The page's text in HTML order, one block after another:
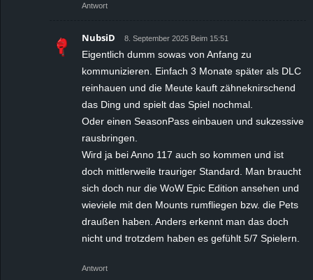
Antwort
NubsiD 8. September 2025 Beim 15:51
Eigentlich dumm sowas von Anfang zu
kommunizieren. Einfach 3 Monate später als DLC
reinhauen und die Meute kauft zähneknirschend
das Ding und spielt das Spiel nochmal.
Oder einen SeasonPass einbauen und sukzessive
rausbringen.
Wird ja bei Anno 117 auch so kommen und ist
doch mittlerweile trauriger Standard. Man braucht
sich doch nur die WoW Epic Edition ansehen und
wieviele mit den Mounts rumfliegen bzw. die Pets
draußen haben. Anders erkennt man das doch
nicht und trotzdem haben es gefühlt 5/7 Spielern.
Antwort